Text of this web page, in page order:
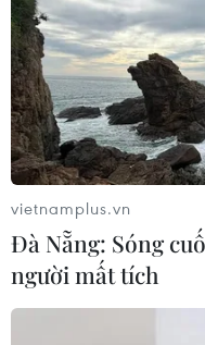
Khám phá vẻ
là đáng sống
16/02/2015 14:40
Nằm ở cực bắc của
đầu trong danh sách
sống tốt nhất.
vietnamplus.vn
Đà Nẵng: Sóng
người mất tích